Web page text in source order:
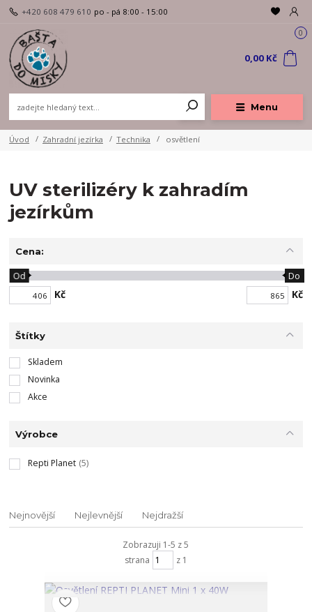
Menu
+420 608 479 610 po - pá 8:00 - 15:00
0
0,00 Kč
Úvod Zahradní jezírka Technika osvětlení
UV sterilizéry k zahradím
jezírkům
Cena:
Kč
Od Do
Kč
Štítky
Skladem
Novinka
Akce
Výrobce
Repti Planet (5)
Nejnovější Nejlevnější Nejdražší
Zobrazuji 1-5 z 5
strana
z 1